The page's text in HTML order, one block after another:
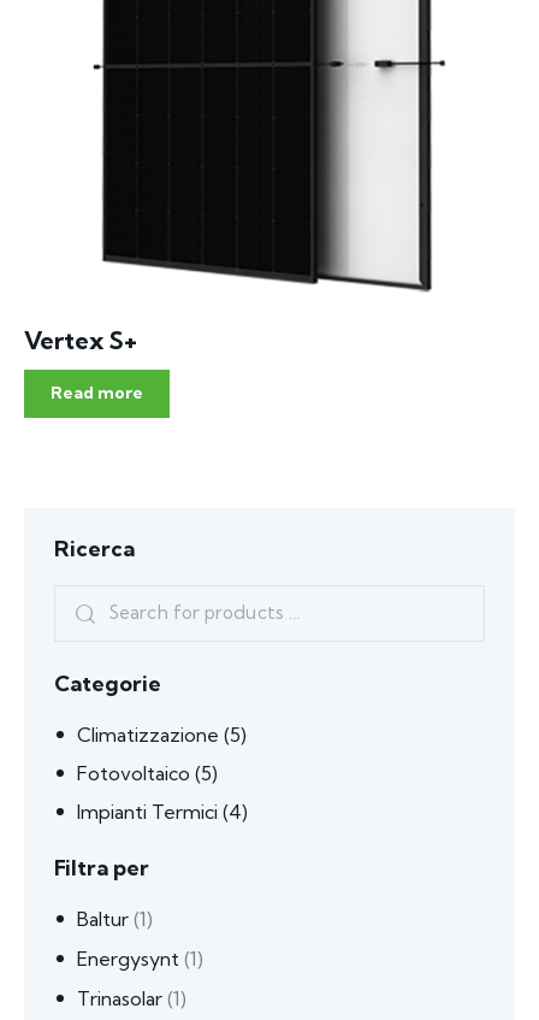
Vertex S+
Read more
Ricerca
Categorie
Climatizzazione (5)
Fotovoltaico (5)
Impianti Termici (4)
Filtra per
Baltur (1)
Energysynt (1)
Trinasolar (1)